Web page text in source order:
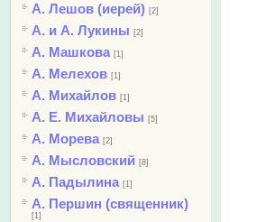
А. Лешов (иерей) [2]
А. и А. Лукины [2]
А. Машкова [1]
А. Мелехов [1]
А. Михайлов [1]
А. Е. Михайловы [5]
А. Морева [2]
А. Мысловский [8]
А. Падылина [1]
А. Першин (священник)
[1]